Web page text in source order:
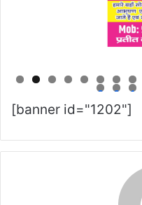
9 0 1
[banner id="1202"]